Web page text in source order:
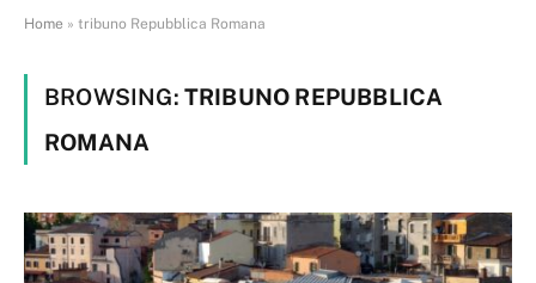
Home » tribuno Repubblica Romana
BROWSING: TRIBUNO REPUBBLICA
ROMANA